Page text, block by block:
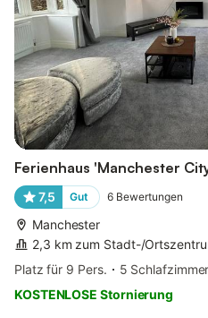
Ferienhaus 'Manchester
7,5 Gut 6 Bewertungen
Manchester
2,3 km zum Stadt-/
Platz für 9 Pers.
5 Schlafzimmer
KOSTENLOSE Stornierung